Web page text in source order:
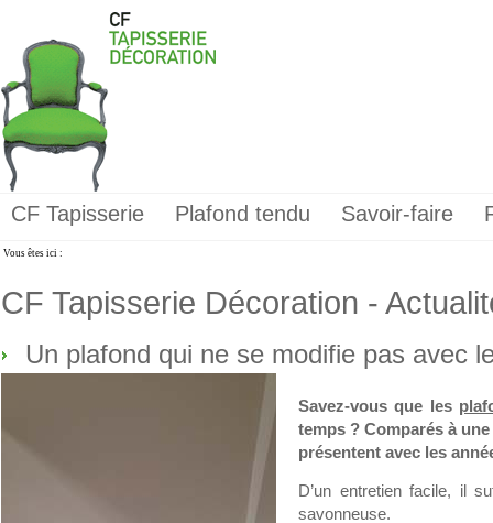
CF Tapisserie Plafond tendu Savoir-faire
Vous êtes ici :
CF Tapisserie Décoration -
Un plafond qui ne se modifie pas avec
Savez-vous que les
temps ? Comparés à
présentent avec les
D’un entretien facile, il
savonneuse.